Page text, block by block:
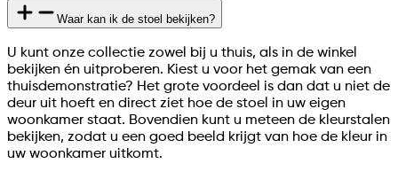
Waar kan ik de stoel bekijken?
U kunt onze collectie zowel bij u thuis, als in de winkel
bekijken én uitproberen. Kiest u voor het gemak van een
thuisdemonstratie? Het grote voordeel is dan dat u niet de
deur uit hoeft en direct ziet hoe de stoel in uw eigen
woonkamer staat. Bovendien kunt u meteen de kleurstalen
bekijken, zodat u een goed beeld krijgt van hoe de kleur in
uw woonkamer uitkomt.